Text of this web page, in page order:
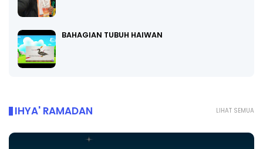
BAHAGIAN TUBUH HAIWAN
LIHAT SEMUA
IHYA' RAMADAN